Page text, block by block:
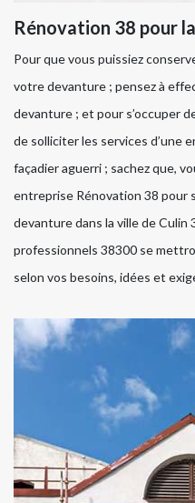
Rénovation 38 pour
Pour que vous puissiez
votre devanture ; pensez à
devanture ; et pour s’occuper
de solliciter les services d’une
façadier aguerri ; sachez que,
entreprise Rénovation 38 pour
devanture dans la ville de Culin
professionnels 38300 se
selon vos besoins, idées et